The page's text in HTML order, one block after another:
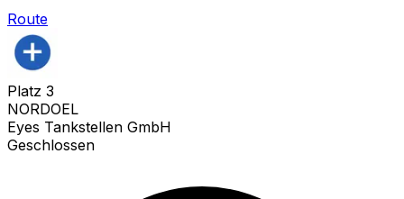
Route
Platz 3
NORDOEL
Eyes Tankstellen GmbH
Geschlossen